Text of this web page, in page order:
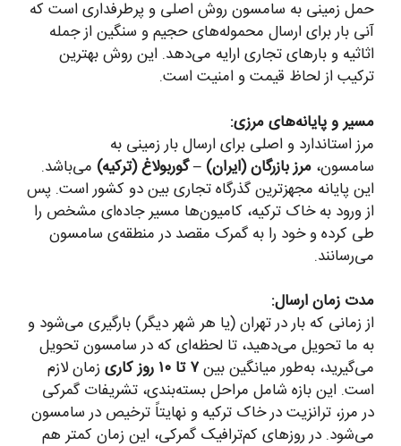
حمل زمینی به سامسون روش اصلی و پرطرفداری است که
آنی بار برای ارسال محموله‌های حجیم و سنگین از جمله
اثاثیه و بارهای تجاری ارایه می‌دهد. این روش بهترین
ترکیب از لحاظ قیمت و امنیت است.
مسیر و پایانه‌های مرزی:
مرز استاندارد و اصلی برای ارسال بار زمینی به
سامسون، مرز بازرگان (ایران) – گوربولاغ (ترکیه) می‌باشد.
این پایانه مجهزترین گذرگاه تجاری بین دو کشور است. پس
از ورود به خاک ترکیه، کامیون‌ها مسیر جاده‌ای مشخص را
طی کرده و خود را به گمرک مقصد در منطقه‌ی سامسون
می‌رسانند.
مدت زمان ارسال:
از زمانی که بار در تهران (یا هر شهر دیگر) بارگیری می‌شود و
به ما تحویل می‌دهید، تا لحظه‌ای که در سامسون تحویل
می‌گیرید، به‌طور میانگین بین۷ تا ۱۰ روز کاری
زمان لازم
است. این بازه شامل مراحل بسته‌بندی، تشریفات گمرکی
در مرز، ترانزیت در خاک ترکیه و نهایتاً ترخیص در سامسون
می‌شود. در روزهای کم‌ترافیک گمرکی، این زمان کمتر هم